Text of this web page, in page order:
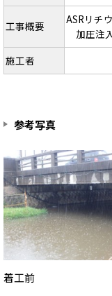
工事概要
ASRリチ
加圧注
施工者
参考写真
着工前